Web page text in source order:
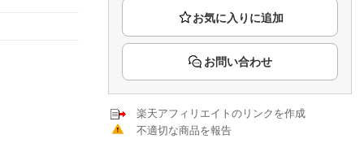
エンタメニュース
推し楽
お問い合わせ
楽天アフィリエイトのリンクを作成
不適切な商品を報告